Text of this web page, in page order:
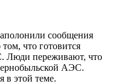
сообщения
что готовится
Люди переживают, что
АЭС.
в этой теме.